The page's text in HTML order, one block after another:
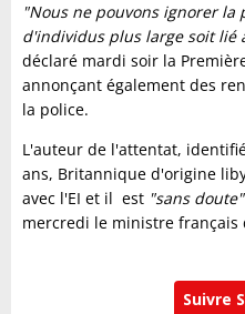
"Nous ne pouvons ignorer
d'individus plus large soit lié
déclaré mardi soir la
annonçant également des
la police.
L'auteur de l'attentat,
ans, Britannique d'origine
avec l'EI et il est "sans doute"
mercredi le ministre français
Suivre